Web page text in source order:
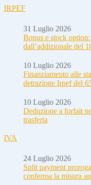
IRPEF
31 Luglio 2026
Bonus e stock
dall’addizionale del
10 Luglio 2026
Finanziamento alle
detrazione Irpef del
10 Luglio 2026
Deduzione a forfait
trasferta
IVA
24 Luglio 2026
Split payment
conferma la misura